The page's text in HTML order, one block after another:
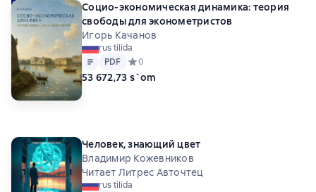
Социо-экономическая динамика: теория
свободы для эконометристов
Игорь Качанов
rus tilida
Matn
PDF
PDF Средний рейтинг 0 на основе 0 оценок
0
53 672,73 s`om
Человек, знающий цвет
Владимир Кожевников
Читает Литрес Авточтец
rus tilida